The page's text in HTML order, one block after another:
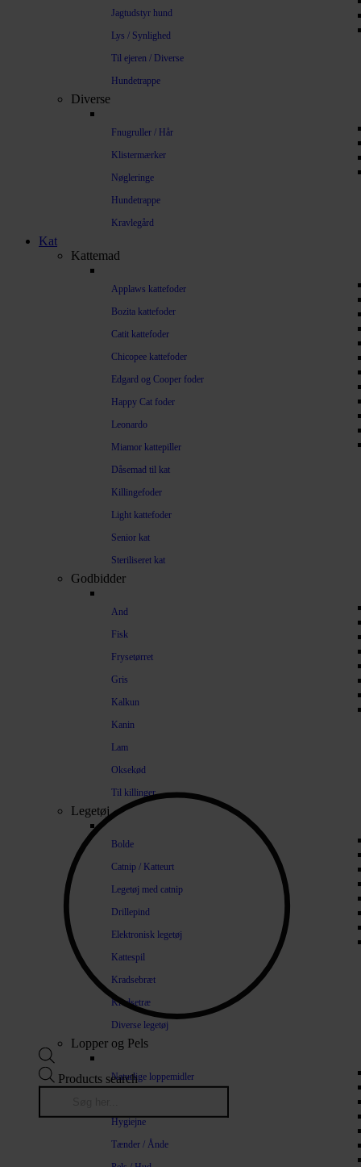
Jagtudstyr hund
Lys / Synlighed
Til ejeren / Diverse
Hundetrappe
Diverse
Fnugruller / Hår
Klistermærker
Nøgleringe
Hundetrappe
Kravlegård
Kat
Kattemad
Applaws kattefoder
Bozita kattefoder
Catit kattefoder
Chicopee kattefoder
Edgard og Cooper foder
Happy Cat foder
Leonardo
Miamor kattepiller
Dåsemad til kat
Killingefoder
Light kattefoder
Senior kat
Steriliseret kat
Godbidder
And
Fisk
Frysetørret
Gris
Kalkun
Kanin
Lam
Oksekød
Til killinger
Legetøj
Bolde
Catnip / Katteurt
Legetøj med catnip
Drillepind
Elektronisk legetøj
Kattespil
Kradsebræt
Kradsetræ
Diverse legetøj
Lopper og Pels
Naturlige loppemidler
Hygiejne
Tænder / Ånde
Products search